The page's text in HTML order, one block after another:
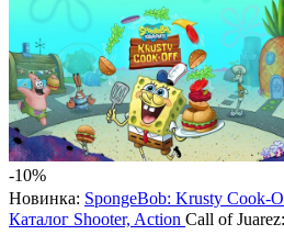
-10%
Новинка: SpongeBob: Krusty Cook-
Каталог Shooter, Action Call of